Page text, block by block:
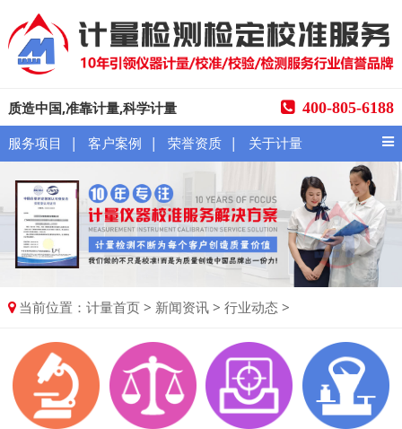
质造中国,准靠计量,科学计量 400-805-6188
服务项目 | 客户案例 | 荣誉资质 | 关于计量
当前位置：计量首页 > 新闻资讯 >行业动态 >